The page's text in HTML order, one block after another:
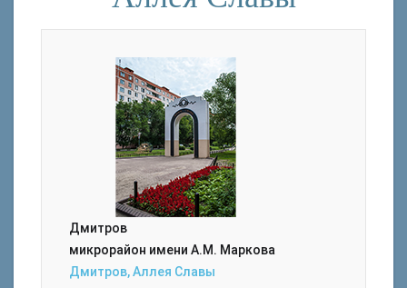
Дмитров
микрорайон имени А.М. Маркова
Дмитров, Аллея Славы